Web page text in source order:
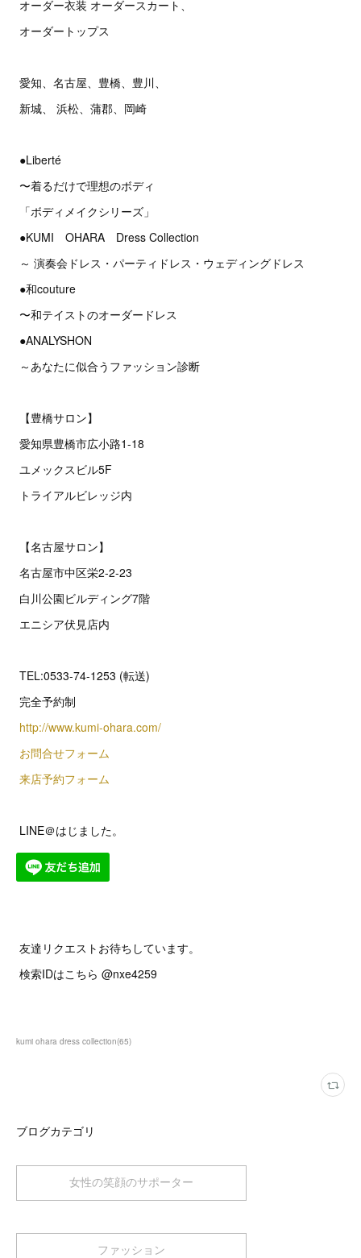
オーダー衣装 オーダースカート、
オーダートップス
愛知、名古屋、豊橋、豊川、
新城、 浜松、蒲郡、岡崎
●Liberté
〜着るだけで理想のボディ
「ボディメイクシリーズ」
●KUMI OHARA Dress Collection
～ 演奏会ドレス・パーティドレス・ウェディングドレス
●和couture
〜和テイストのオーダードレス
●ANALYSHON
～あなたに似合うファッション診断
【豊橋サロン】
愛知県豊橋市広小路1-18
ユメックスビル5F
トライアルビレッジ内
【名古屋サロン】
名古屋市中区栄2‐2‐23
白川公園ビルディング7階
エニシア伏見店内
TEL:0533-74-1253 (転送)
完全予約制
http://www.kumi-ohara.com/
お問合せフォーム
来店予約フォーム
LINE＠はじました。
友達リクエストお待ちしています。
検索IDはこちら @nxe4259
kumi ohara dress collection(65)
ブログカテゴリ
女性の笑顔のサポーター
ファッション